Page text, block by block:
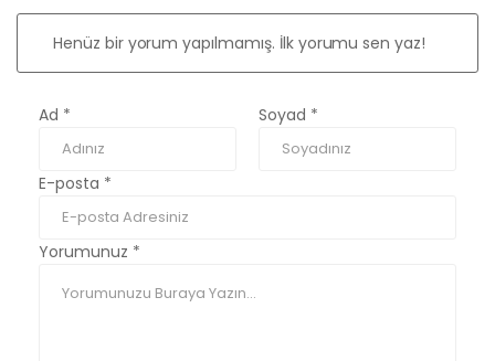
Henüz bir yorum yapılmamış. İlk yorumu sen yaz!
Ad * Soyad *
E-posta *
Yorumunuz *